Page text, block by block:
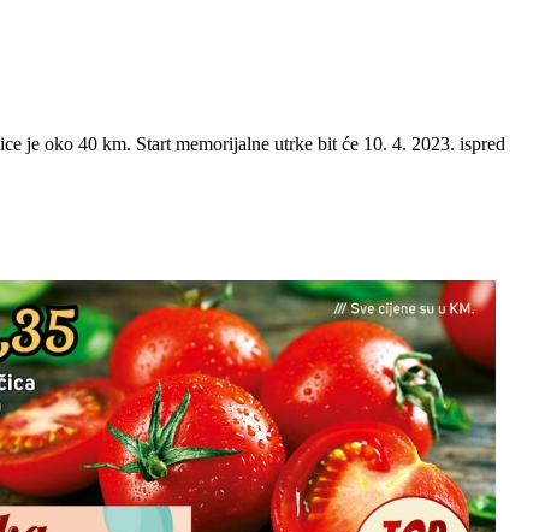
je oko 40 km. Start memorijalne utrke bit će 10. 4. 2023. ispred